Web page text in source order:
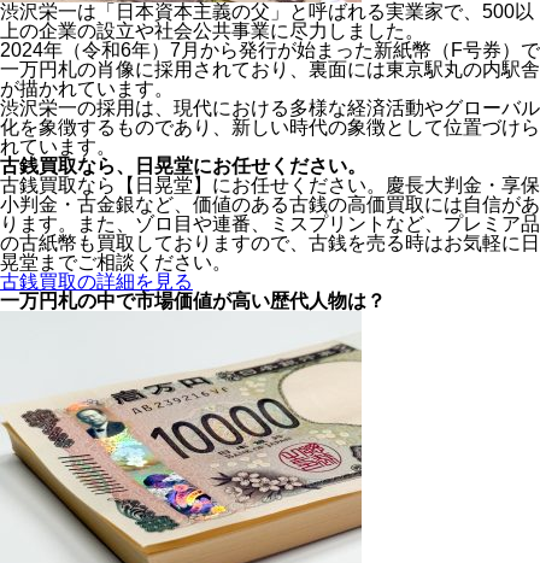
渋沢栄一は「日本資本主義の父」と呼ばれる実業家で、500以
上の企業の設立や社会公共事業に尽力しました。
2024年（令和6年）7月から発行が始まった新紙幣（F号券）で
一万円札の肖像に採用されており、裏面には東京駅丸の内駅舎
が描かれています。
渋沢栄一の採用は、現代における多様な経済活動やグローバル
化を象徴するものであり、新しい時代の象徴として位置づけら
れています。
古銭買取なら、
日晃堂にお任せください。
古銭買取なら【日晃堂】にお任せください。慶長大判金・享保
小判金・古金銀など、価値のある古銭の高価買取には自信があ
ります。また、ゾロ目や連番、ミスプリントなど、プレミア品
の古紙幣も買取しておりますので、古銭を売る時はお気軽に日
晃堂までご相談ください。
古銭買取の詳細を見る
一万円札の中で市場価値が高い歴代人物は？